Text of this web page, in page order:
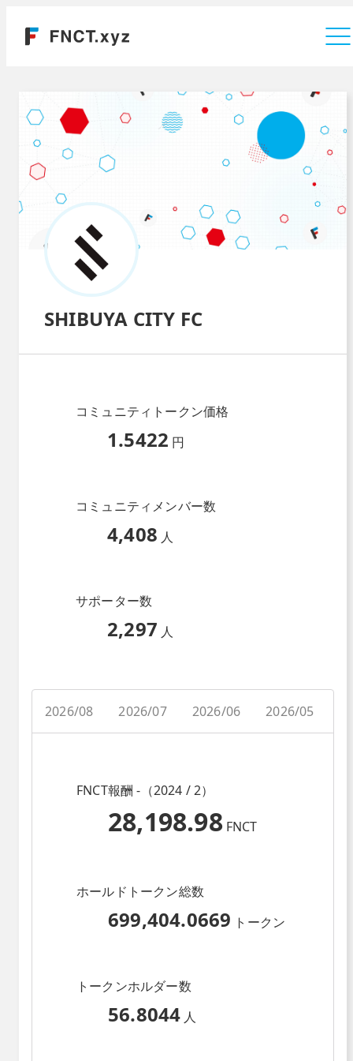
SHIBUYA CITY FC
コミュニティトークン価格
1.5422 円
コミュニティメンバー数
4,408 人
サポーター数
2,297 人
2026/08 2026/07 2026/06 2026/05
FNCT報酬 -（2024 / 2）
28,198.98 FNCT
ホールドトークン総数
699,404.0669 トークン
トークンホルダー数
56.8044 人